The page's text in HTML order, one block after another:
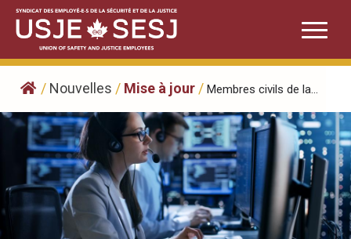
Skip
content
/ Nouvelles / Mise à jour / Membres civils de la...